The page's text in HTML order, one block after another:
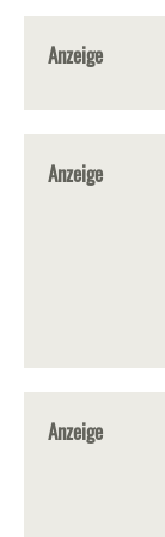
Anzeige
Anzeige
Anzeige